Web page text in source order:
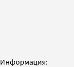
Информация: